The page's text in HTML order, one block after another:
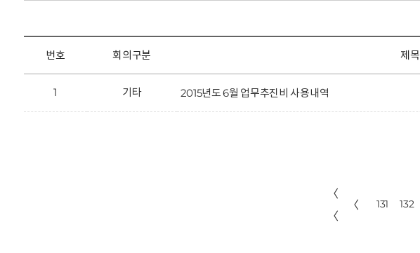
번호 회의구분 제목
1 기타 2015년도 6월 업무추진비 사용내역
〈
〈
〈 131 132